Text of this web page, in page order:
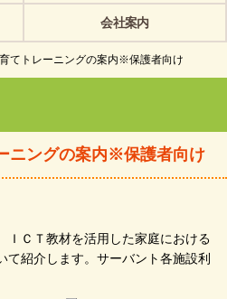
会社案内
てトレーニングの案内※保護者向け
ニングの案内※保護者向け
Ｔ教材を活用した家庭における
て紹介します。サーバント各施設利